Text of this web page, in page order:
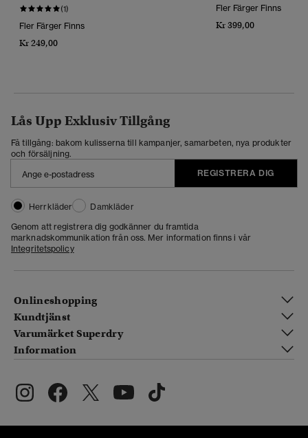
(1)
Fler Färger Finns
Kr 249,00
Fler Färger Finns
Kr 399,00
Lås Upp Exklusiv Tillgång
Få tillgång: bakom kulisserna till kampanjer, samarbeten, nya produkter
och försäljning.
REGISTRERA DIG
Herrkläder
Damkläder
Genom att registrera dig godkänner du framtida
marknadskommunikation från oss. Mer information finns i vår
Integritetspolicy
Onlineshopping
Kundtjänst
Varumärket Superdry
Information